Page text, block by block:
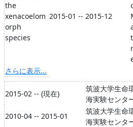
the
xenacoelom
orph
species
2015-01 -- 2015-12
さらに表示...
2015-02 -- (現在)
筑波大学生
海実験センタ
2010-04 -- 2015-01
筑波大学生
海実験センタ